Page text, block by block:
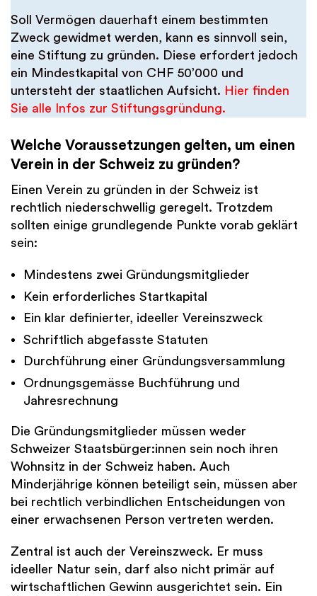
Soll Vermögen dauerhaft einem bestimmten
Zweck gewidmet werden, kann es sinnvoll sein,
eine Stiftung zu gründen. Diese erfordert jedoch
ein Mindestkapital von CHF 50’000 und
untersteht der staatlichen Aufsicht. Hier finden
Sie alle Infos zur Stiftungsgründung.
Welche Voraussetzungen gelten, um einen
Verein in der Schweiz zu gründen?
Einen Verein zu gründen in der Schweiz ist
rechtlich niederschwellig geregelt. Trotzdem
sollten einige grundlegende Punkte vorab geklärt
sein:
Mindestens zwei Gründungsmitglieder
Kein erforderliches Startkapital
Ein klar definierter, ideeller Vereinszweck
Schriftlich abgefasste Statuten
Durchführung einer Gründungsversammlung
Ordnungsgemässe Buchführung und
Jahresrechnung
Die Gründungsmitglieder müssen weder
Schweizer Staatsbürger:innen sein noch ihren
Wohnsitz in der Schweiz haben. Auch
Minderjährige können beteiligt sein, müssen aber
bei rechtlich verbindlichen Entscheidungen von
einer erwachsenen Person vertreten werden.
Zentral ist auch der Vereinszweck. Er muss
ideeller Natur sein, darf also nicht primär auf
wirtschaftlichen Gewinn ausgerichtet sein. Ein